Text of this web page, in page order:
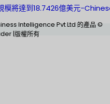
模將達到18.7426億美元-
Intelligence Pvt Ltd 的產品 ©
|版權所有